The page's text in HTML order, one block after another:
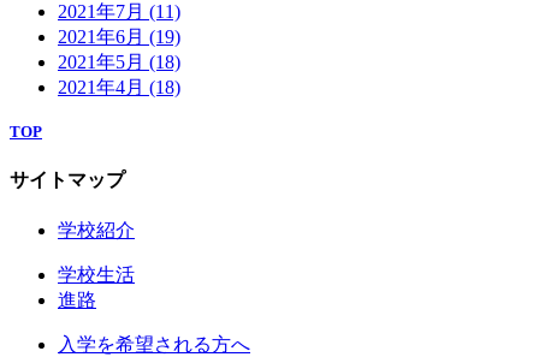
2021年7月 (11)
2021年6月 (19)
2021年5月 (18)
2021年4月 (18)
TOP
サイトマップ
学校紹介
学校生活
進路
入学を希望される方へ